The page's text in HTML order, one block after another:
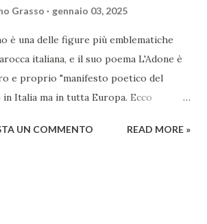
Grasso gennaio 03, 2025
è una delle figure più emblematiche
italiana, e il suo poema L'Adone è
e proprio "manifesto poetico del
in Italia ma in tutta Europa. Ecco
per il periodo. Marino fu
UN COMMENTO READ MORE »